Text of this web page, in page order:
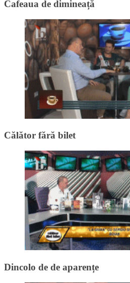
Cafeaua de dimineață
Călător fără bilet
Dincolo de de aparențe